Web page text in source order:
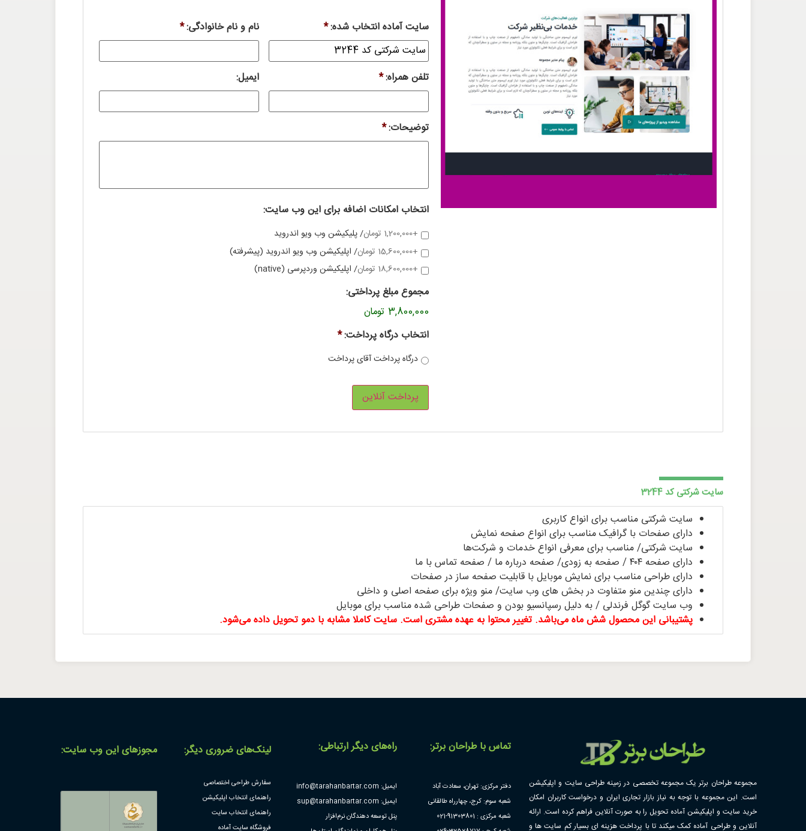
سایت آماده انتخاب شده:* نام و نام خانوادگی:*
تلفن همراه:* ایمیل:
توضیحات:*
انتخاب امکانات اضافه برای این وب سایت:
/ پلیکیشن وب ویو اندروید
+1,200,000 تومان
/ اپلیکیشن وب ویو اندروید (پیشرفته)
+15,600,000 تومان
/ اپلیکیشن وردپرسی (native)
+18,600,000 تومان
مجموع مبلغ پرداختی:
3,800,000 تومان
انتخاب درگاه پرداخت:*
درگاه پرداخت آقای پرداخت
سایت شرکتی کد 3244
سایت شرکتی مناسب برای انواع کاربری
دارای صفحات با گرافیک مناسب برای انواع صفحه نمایش
سایت شرکتی/ مناسب برای معرفی انواع خدمات و شرکت‌ها
دارای صفحه ۴۰۴ / صفحه به زودی/ صفحه درباره ما / صفحه تماس با ما
دارای طراحی مناسب برای نمایش موبایل با قابلیت صفحه ساز در صفحات
دارای چندین منو متفاوت در بخش های وب سایت/ منو ویژه برای صفحه اصلی و داخلی
وب سایت گوگل فرندلی / به دلیل رسپانسیو بودن و صفحات طراحی شده مناسب برای موبایل
پشتیبانی این محصول شش ماه می‌باشد. تغییر محتوا به عهده مشتری است. سایت کاملا مشابه با دمو تحویل داده می‌شود.
مجموعه طراحان برتر یک مجموعه تخصصی در زمینه طراحی سایت و اپلیکیشن
است. این مجموعه با توجه به نیاز بازار تجاری ایران و درخواست کاربران امکان
خرید سایت و اپلیکیشن آماده تحویل را به صورت آنلاین فراهم کرده است. ارائه
آنلاین و طراحی آماده کمک میکند تا با پرداخت هزینه ای بسیار کم سایت ها و
تماس با طراحان برتر:
دفتر مرکزی: تهران، سعادت آباد
شعبه سوم: کرج، چهارراه طالقانی
شعبه مرکزی : 91303801-021
راه‌های دیگر ارتباطی:
ایمیل: info@tarahanbartar.com
ایمیل: sup@tarahanbartar.com
پنل توسعه دهندگان نرم‌افزار
لینک‌های ضروری دیگر:
سفارش طراحی اختصاصی
راهنمای انتخاب اپلیکیشن
راهنمای انتخاب سایت
فروشگاه سایت آماده
مجوز‌های این وب سایت: